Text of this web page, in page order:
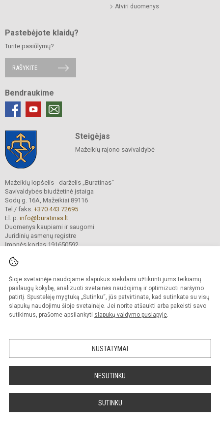
Šioje svetainėje naudojame slapukus siekdami užtikrinti jums teikiamų
paslaugų kokybę, analizuoti svetainės naudojimą ir optimizuoti naršymo
patirtį. Spustelėję mygtuką „Sutinku“, jūs patvirtinate, kad sutinkate su visų
slapukų naudojimu šioje svetainėje. Jei norite atšaukti arba pakeisti savo
sutikimus, prašome apsilankyti slapukų valdymo puslapyje.
NUSTATYMAI
NESUTINKU
SUTINKU
Atviri duomenys
Pastebėjote klaidų?
Turite pasiūlymų?
RAŠYKITE
Bendraukime
Steigėjas
Mažeikių rajono savivaldybė
Mažeikių lopšelis - darželis „Buratinas“
Savivaldybės biudžetinė įstaiga
Sodų g. 16A, Mažeikiai 89116
Tel./ faks. +370 443 72695
El. p. info@buratinas.lt
Duomenys kaupiami ir saugomi
Juridinių asmenų registre
Įmonės kodas 191650592
© 2024. Mažeikių lopšelis - darželis „Buratinas“. Visos teisės saugomos.
Kopijuoti turinį be raštiško įstaigos administracijos sutikimo griežtai draudžiama.
Prieinamumo paraiška Slapukų valdymas
Sumanus būdas atnaujinti